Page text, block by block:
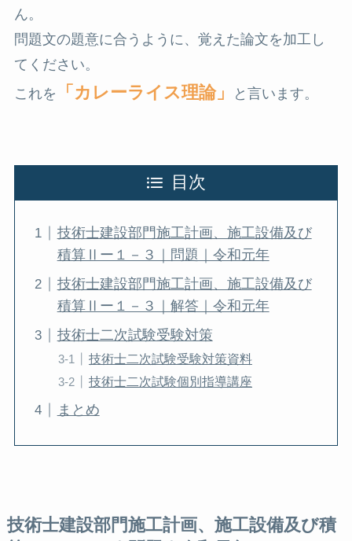
ん。
問題文の題意に合うように、覚えた論文を加工し
てください。
これを
「カレーライス理論」 と言います。
目次
技術士建設部門施工計画、施工設備及び
積算Ⅱー１－３｜問題｜令和元年
技術士建設部門施工計画、施工設備及び
積算Ⅱー１－３｜解答｜令和元年
技術士二次試験受験対策
技術士二次試験受験対策資料
技術士二次試験個別指導講座
まとめ
技術士建設部門施工計画、施工設備及び積